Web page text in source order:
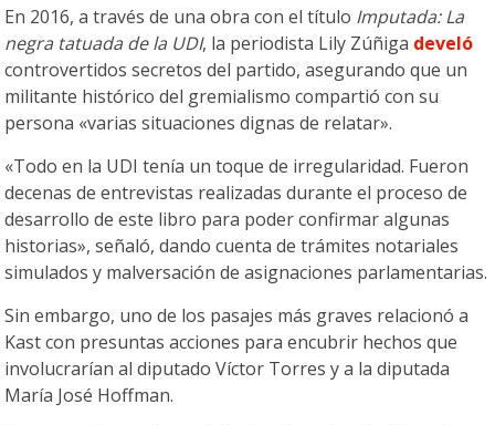
En 2016, a través de una obra con el título Imputada: La
negra tatuada de la UDI, la periodista Lily Zúñiga develó
controvertidos secretos del partido, asegurando que un
militante histórico del gremialismo compartió con su
persona «varias situaciones dignas de relatar».
«Todo en la UDI tenía un toque de irregularidad. Fueron
decenas de entrevistas realizadas durante el proceso de
desarrollo de este libro para poder confirmar algunas
historias», señaló, dando cuenta de trámites notariales
simulados y malversación de asignaciones parlamentarias.
Sin embargo, uno de los pasajes más graves relacionó a
Kast con presuntas acciones para encubrir hechos que
involucrarían al diputado Víctor Torres y a la diputada
María José Hoffman.